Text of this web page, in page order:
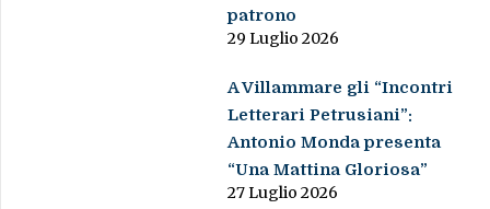
patrono
29 Luglio 2026
A Villammare gli “Incontri
Letterari Petrusiani”:
Antonio Monda presenta
“Una Mattina Gloriosa”
27 Luglio 2026